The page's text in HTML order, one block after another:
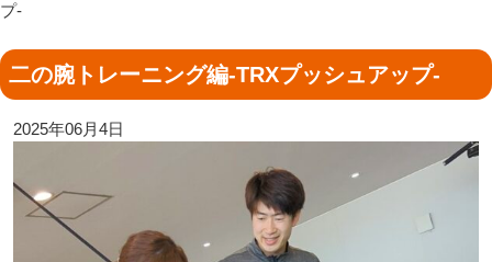
プ-
二の腕トレーニング編-TRXプッシュアップ-
2025年06月4日